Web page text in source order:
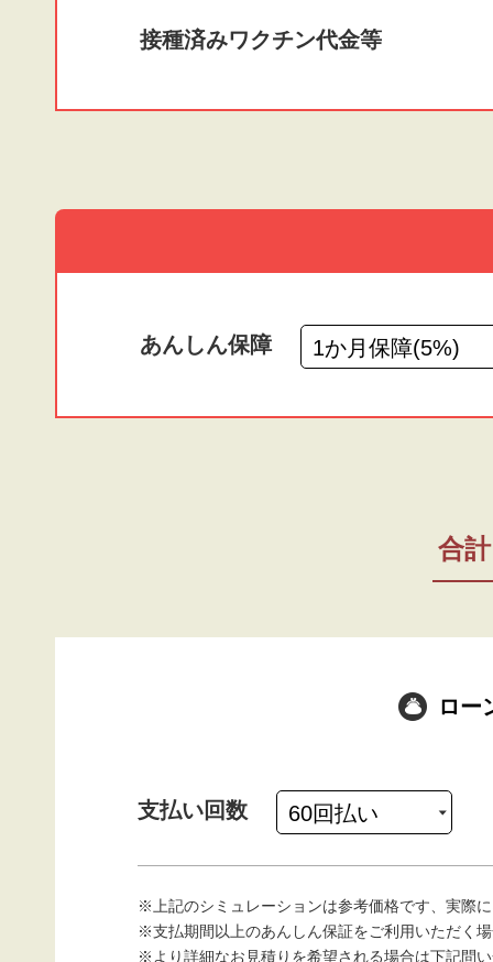
接種済みワクチン代金等
あんしん保障
合計
ロー
支払い回数
※上記のシミュレーションは参考価格です、実際
※支払期間以上のあんしん保証をご利用いただく
※より詳細なお見積りを希望される場合は下記問